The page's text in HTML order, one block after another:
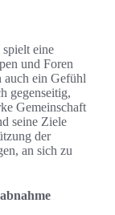
eine
und Foren
auch ein Gefühl
gegenseitig,
Gemeinschaft
seine Ziele
der
an sich zu